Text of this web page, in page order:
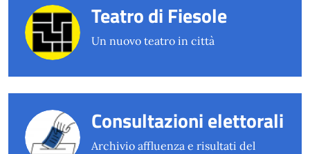
Teatro di Fiesole
Un nuovo teatro in città
Consultazioni elettorali
Archivio affluenza e risultati del